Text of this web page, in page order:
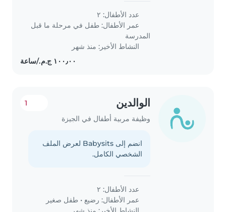
عدد الأطفال: ٢
عمر الأطفال: طفل في مرحلة ما قبل
المدرسة
النشاط الأخير: منذ شهر
الوالدين
وظيفة مربية أطفال في الجيزة
1
انضم إلى Babysits لعرض الملف
الشخصي الكامل.
عدد الأطفال: ٢
عمر الأطفال: رضيع • طفل صغير